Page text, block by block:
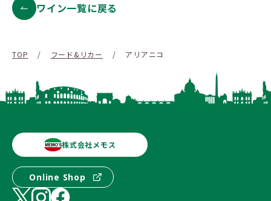
ワイン一覧に戻る
TOP / フード&リカー / アリアニコ
株式会社メモス
Online Shop